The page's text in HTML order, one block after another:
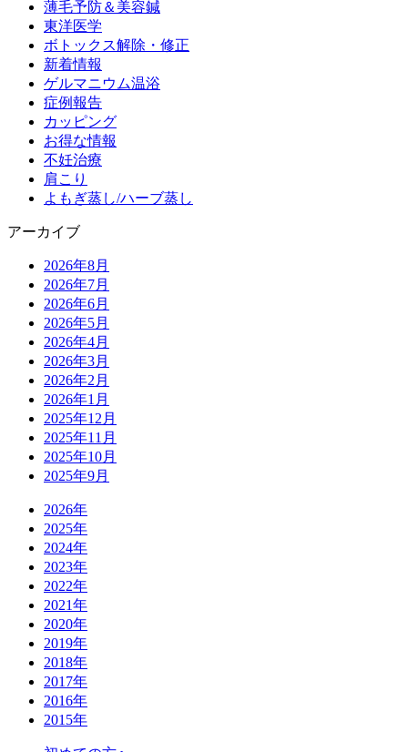
薄毛予防＆美容鍼
東洋医学
ボトックス解除・修正
新着情報
ゲルマニウム温浴
症例報告
カッピング
お得な情報
不妊治療
肩こり
よもぎ蒸し/ハーブ蒸し
アーカイブ
2026年8月
2026年7月
2026年6月
2026年5月
2026年4月
2026年3月
2026年2月
2026年1月
2025年12月
2025年11月
2025年10月
2025年9月
2026年
2025年
2024年
2023年
2022年
2021年
2020年
2019年
2018年
2017年
2016年
2015年